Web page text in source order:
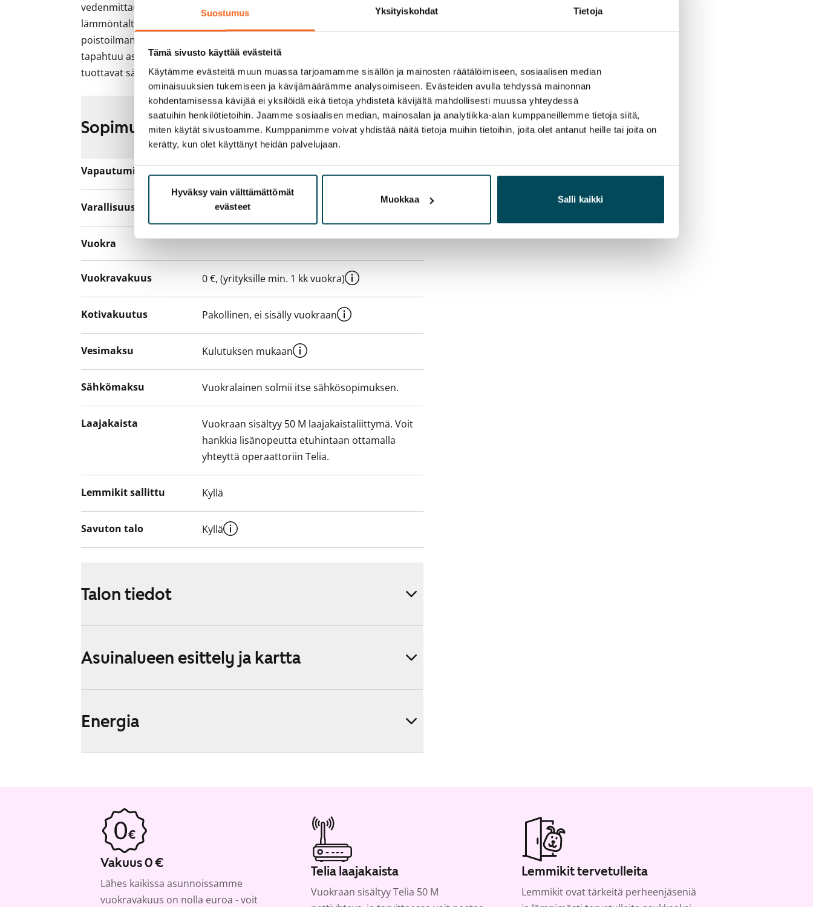
Suostumus Yksityiskohdat Tietoja
Tämä sivusto käyttää evästeitä
Käytämme evästeitä muun muassa tarjoamamme sisällön ja mainosten räätälöimiseen, sosiaalisen median
ominaisuuksien tukemiseen ja kävijämäärämme analysoimiseen. Evästeiden avulla tehdyssä mainonnan
kohdentamisessa kävijää ei yksilöidä eikä tietoja yhdistetä kävijältä mahdollisesti muussa yhteydessä
saatuihin henkilötietoihin. Jaamme sosiaalisen median, mainosalan ja analytiikka-alan kumppaneillemme tietoja siitä,
miten käytät sivustoamme. Kumppanimme voivat yhdistää näitä tietoja muihin tietoihin, joita olet antanut heille tai joita on
kerätty, kun olet käyttänyt heidän palvelujaan.
Hyväksy vain välttämättömät
evästeet
Muokkaa Salli kaikki
vedenmittausjärjestelmä. Rakennuksessa on keskitetty
lämmöntalteenotolla varustettu koneellinen tulo-
poistoilmanvaihtojärjestelmä. Huoneiston ilmanvaihdon tehostus
tapahtuu asunnon liesikuvulta. Talon katoilla olevat aurinkopaneelit
tuottavat sähköä kiinteistön sähköntarpeisiin.
Sopimus ja maksut
Vapautuminen Vuokrattu
Varallisuusrajat
Vuokra
Vuokravakuus 0 €, (yrityksille min. 1 kk vuokra)
Kotivakuutus Pakollinen, ei sisälly vuokraan
Vesimaksu Kulutuksen mukaan
Sähkömaksu Vuokralainen solmii itse sähkösopimuksen.
Laajakaista
Vuokraan sisältyy 50 M laajakaistaliittymä. Voit
hankkia lisänopeutta etuhintaan ottamalla
yhteyttä operaattoriin Telia.
Lemmikit sallittu Kyllä
Savuton talo Kyllä
Talon tiedot
Asuinalueen esittely ja kartta
Energia
Vakuus 0 €
Lähes kaikissa asunnoissamme
vuokravakuus on nolla euroa - voit
Telia laajakaista
Vuokraan sisältyy Telia 50 M
Lemmikit tervetulleita
Lemmikit ovat tärkeitä perheenjäseniä